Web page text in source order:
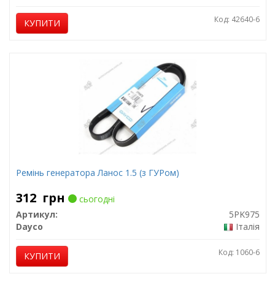
КУПИТИ Код: 42640-6
Ремінь генератора Ланос 1.5 (з ГУРом)
312 грн
сьогодні
Артикул:
5PK975
Dayco
Італія
КУПИТИ Код: 1060-6